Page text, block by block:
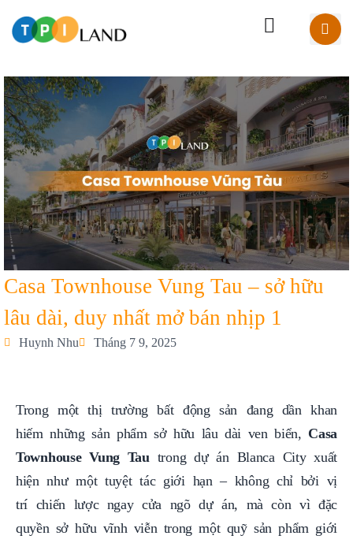
Casa Townhouse Vung Tau – sở hữu
lâu dài, duy nhất mở bán nhịp 1
Huynh Nhu Tháng 7 9, 2025
Trong một thị trường bất động sản đang dần khan
hiếm những sản phẩm sở hữu lâu dài ven biển, Casa
Townhouse Vung Tau trong dự án Blanca City xuất
hiện như một tuyệt tác giới hạn – không chỉ bởi vị
trí chiến lược ngay cửa ngõ dự án, mà còn vì đặc
quyền sở hữu vĩnh viễn trong một quỹ sản phẩm giới